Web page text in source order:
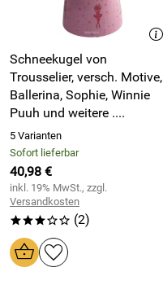
Schneekugel von
Trousselier, versch. Motive,
Ballerina, Sophie, Winnie
Puuh und weitere ....
5 Varianten
Sofort lieferbar
40,98 €
inkl. 19% MwSt., zzgl.
Versandkosten
***oo (2)